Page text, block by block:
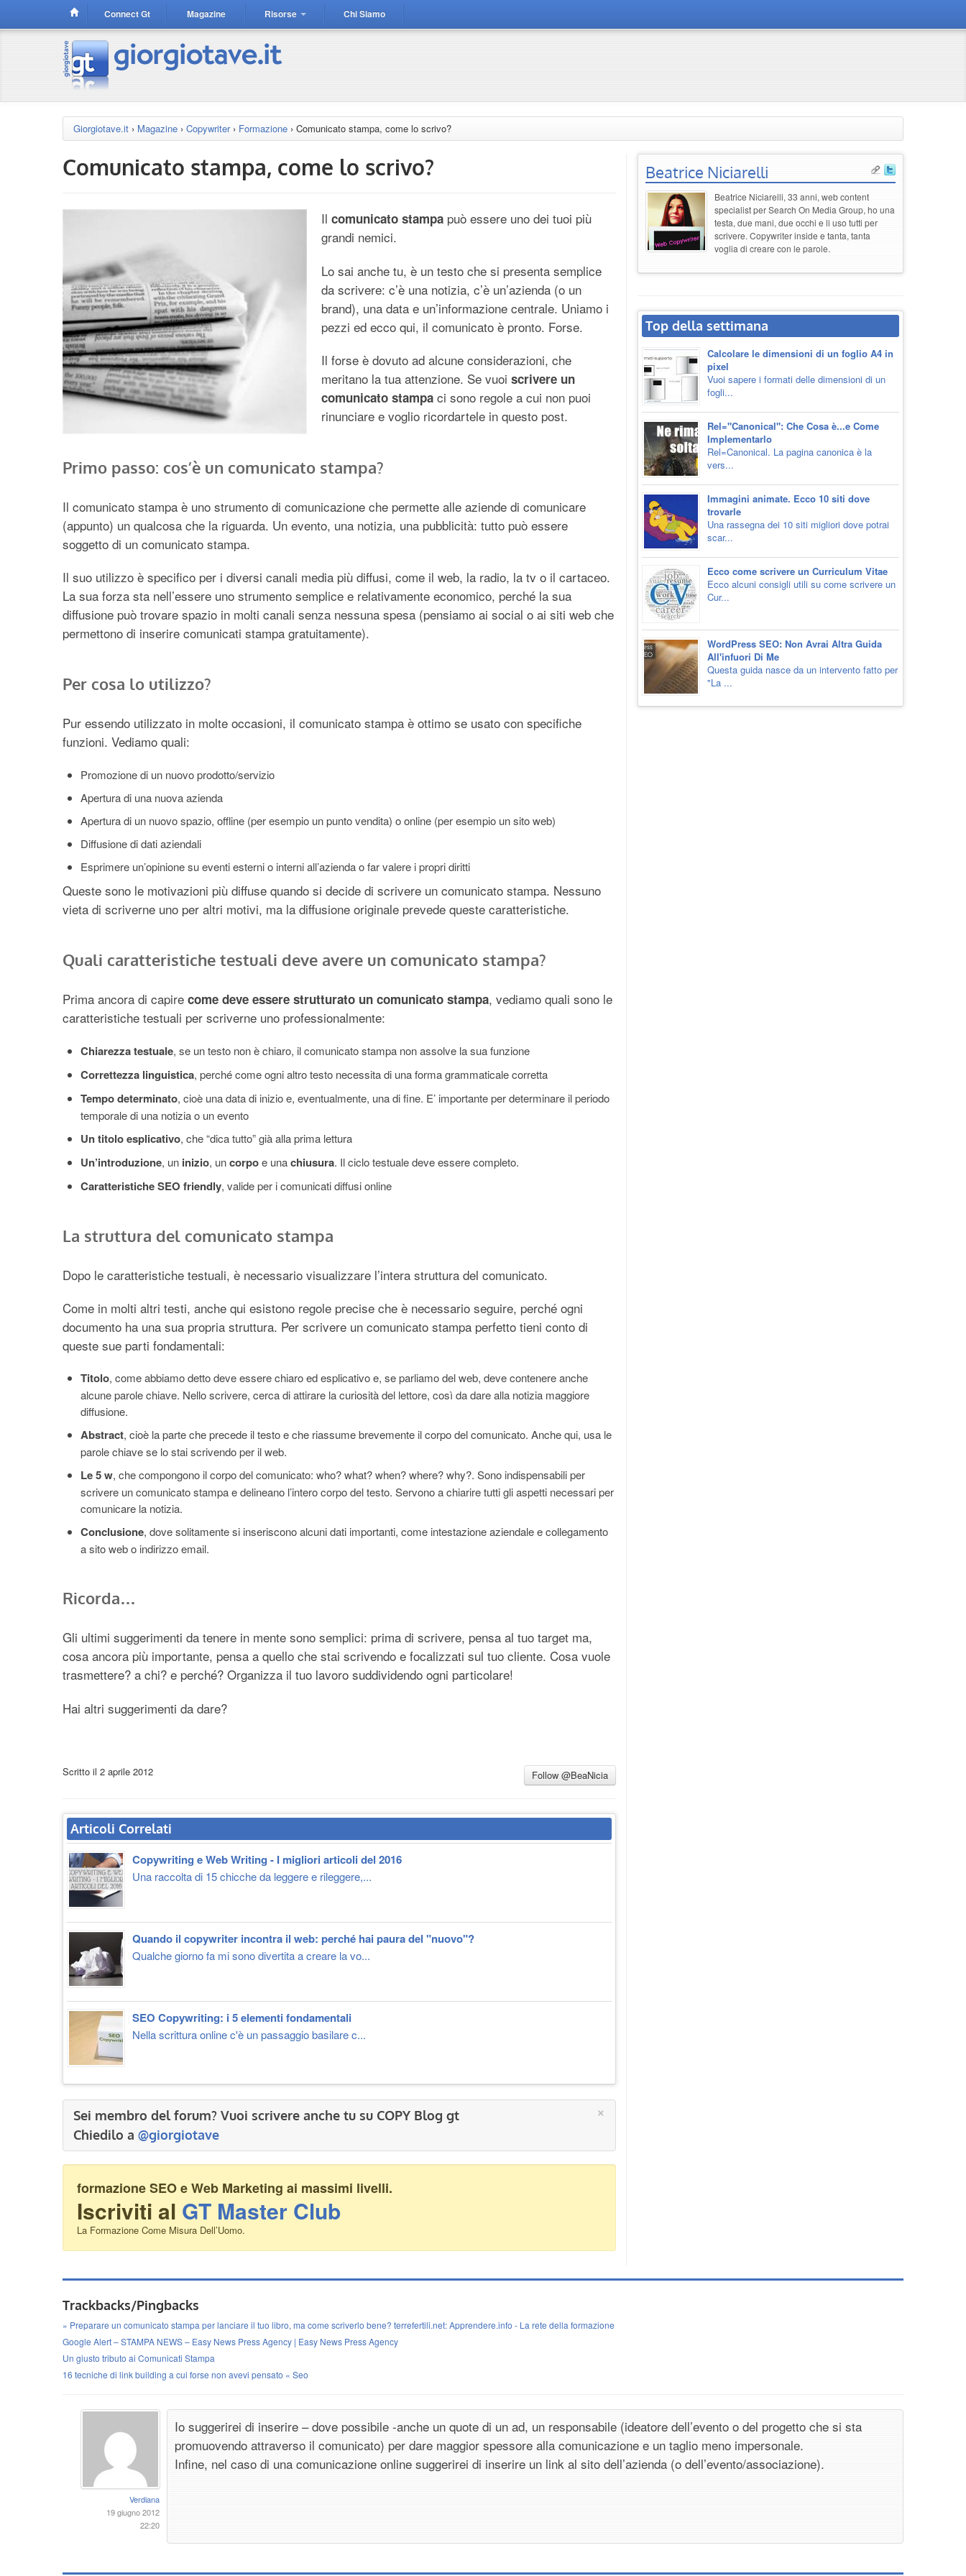
Connect Gt Magazine Risorse Chi Siamo
Giorgiotave.it › Magazine › Copywriter› Formazione › Comunicato stampa, come lo scrivo?
Comunicato stampa, come lo scrivo?
Il comunicato stampa può essere uno dei tuoi più
grandi nemici.
Lo sai anche tu, è un testo che si presenta semplice
da scrivere: c’è una notizia, c’è un’azienda (o un
brand), una data e un’informazione centrale. Uniamo i
pezzi ed ecco qui, il comunicato è pronto. Forse.
Il forse è dovuto ad alcune considerazioni, che
meritano la tua attenzione. Se vuoi scrivere un
comunicato stampa ci sono regole a cui non puoi
rinunciare e voglio ricordartele in questo post.
Primo passo: cos’è un comunicato stampa?
Il comunicato stampa è uno strumento di comunicazione che permette alle aziende di comunicare
(appunto) un qualcosa che la riguarda. Un evento, una notizia, una pubblicità: tutto può essere
soggetto di un comunicato stampa.
Il suo utilizzo è specifico per i diversi canali media più diffusi, come il web, la radio, la tv o il cartaceo.
La sua forza sta nell’essere uno strumento semplice e relativamente economico, perché la sua
diffusione può trovare spazio in molti canali senza nessuna spesa (pensiamo ai social o ai siti web che
permettono di inserire comunicati stampa gratuitamente).
Per cosa lo utilizzo?
Pur essendo utilizzato in molte occasioni, il comunicato stampa è ottimo se usato con specifiche
funzioni. Vediamo quali:
Promozione di un nuovo prodotto/servizio
Apertura di una nuova azienda
Apertura di un nuovo spazio, offline (per esempio un punto vendita) o online (per esempio un sito web)
Diffusione di dati aziendali
Esprimere un’opinione su eventi esterni o interni all’azienda o far valere i propri diritti
Queste sono le motivazioni più diffuse quando si decide di scrivere un comunicato stampa. Nessuno
vieta di scriverne uno per altri motivi, ma la diffusione originale prevede queste caratteristiche.
Quali caratteristiche testuali deve avere un comunicato stampa?
Prima ancora di capire come deve essere strutturato un comunicato stampa, vediamo quali sono le
caratteristiche testuali per scriverne uno professionalmente:
Chiarezza testuale, se un testo non è chiaro, il comunicato stampa non assolve la sua funzione
Correttezza linguistica, perché come ogni altro testo necessita di una forma grammaticale corretta
Tempo determinato, cioè una data di inizio e, eventualmente, una di fine. E’ importante per determinare il periodo
temporale di una notizia o un evento
Un titolo esplicativo, che “dica tutto” già alla prima lettura
Un’introduzione, un inizio, uncorpoe unachiusura. Il ciclo testuale deve essere completo.
Caratteristiche SEO friendly, valide per i comunicati diffusi online
La struttura del comunicato stampa
Dopo le caratteristiche testuali, è necessario visualizzare l’intera struttura del comunicato.
Come in molti altri testi, anche qui esistono regole precise che è necessario seguire, perché ogni
documento ha una sua propria struttura. Per scrivere un comunicato stampa perfetto tieni conto di
queste sue parti fondamentali:
Titolo, come abbiamo detto deve essere chiaro ed esplicativo e, se parliamo del web, deve contenere anche
alcune parole chiave. Nello scrivere, cerca di attirare la curiosità del lettore, così da dare alla notizia maggiore
diffusione.
Abstract, cioè la parte che precede il testo e che riassume brevemente il corpo del comunicato. Anche qui, usa le
parole chiave se lo stai scrivendo per il web.
Le5 w, che compongono il corpo del comunicato: who? what? when? where? why?. Sono indispensabili per
scrivere un comunicato stampa e delineano l’intero corpo del testo. Servono a chiarire tutti gli aspetti necessari per
comunicare la notizia.
Conclusione, dove solitamente si inseriscono alcuni dati importanti, come intestazione aziendale e collegamento
a sito web o indirizzo email.
Ricorda…
Gli ultimi suggerimenti da tenere in mente sono semplici: prima di scrivere, pensa al tuo target ma,
cosa ancora più importante, pensa a quello che stai scrivendo e focalizzati sul tuo cliente. Cosa vuole
trasmettere? a chi? e perché? Organizza il tuo lavoro suddividendo ogni particolare!
Hai altri suggerimenti da dare?
Scritto il 2 aprile 2012 Follow @BeaNicia
Articoli Correlati
Copywriting e Web Writing - I migliori articoli del 2016
Una raccolta di 15 chicche da leggere e rileggere,...
Quando il copywriter incontra il web: perché hai paura del "nuovo"?
Qualche giorno fa mi sono divertita a creare la vo...
SEO Copywriting: i 5 elementi fondamentali
Nella scrittura online c'è un passaggio basilare c...
×
Sei membro del forum? Vuoi scrivere anche tu su COPY Blog gt
Chiedilo a @giorgiotave
formazione SEO e Web Marketing ai massimi livelli.
Iscriviti al GT Master Club
La Formazione Come Misura Dell’Uomo.
Beatrice Niciarelli
Beatrice Niciarelli, 33 anni, web content
specialist per Search On Media Group, ho una
testa, due mani, due occhi e li uso tutti per
scrivere. Copywriter inside e tanta, tanta
voglia di creare con le parole.
Top della settimana
Calcolare le dimensioni di un foglio A4 in
pixel
Vuoi sapere i formati delle dimensioni di un
fogli...
Rel="Canonical": Che Cosa è...e Come
Implementarlo
Rel=Canonical. La pagina canonica è la
vers...
Immagini animate. Ecco 10 siti dove
trovarle
Una rassegna dei 10 siti migliori dove potrai
scar...
Ecco come scrivere un Curriculum Vitae
Ecco alcuni consigli utili su come scrivere un
Cur...
WordPress SEO: Non Avrai Altra Guida
All'infuori Di Me
Questa guida nasce da un intervento fatto per
"La ...
Trackbacks/Pingbacks
» Preparare un comunicato stampa per lanciare il tuo libro, ma come scriverlo bene? terrefertili.net: Apprendere.info - La rete della formazione
Google Alert – STAMPA NEWS – Easy News Press Agency | Easy News Press Agency
Un giusto tributo ai Comunicati Stampa
16 tecniche di link building a cui forse non avevi pensato « Seo
Verdiana
19 giugno 2012
22:20
Io suggerirei di inserire – dove possibile -anche un quote di un ad, un responsabile (ideatore dell’evento o del progetto che si sta
promuovendo attraverso il comunicato) per dare maggior spessore alla comunicazione e un taglio meno impersonale.
Infine, nel caso di una comunicazione online suggerirei di inserire un link al sito dell’azienda (o dell’evento/associazione).